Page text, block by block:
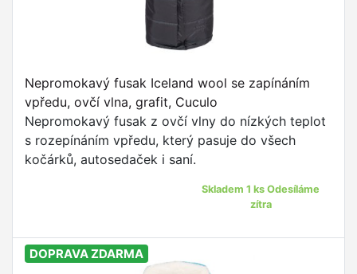
Nepromokavý fusak Iceland wool se zapínáním
vpředu, ovčí vlna, grafit, Cuculo
Nepromokavý fusak z ovčí vlny do nízkých teplot
s rozepínáním vpředu, který pasuje do všech
kočárků, autosedaček i saní.
Skladem 1 ks Odesíláme
zítra
DOPRAVA ZDARMA